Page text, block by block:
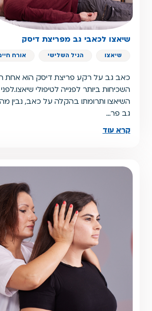
שיאצו לכאבי גב מפריצת דיסק
שיאצו הגיל השלישי אורח
כאב גב על רקע פריצת דיסק הוא אחת
השכיחות ביותר לפנייה לטיפולי
השיאצו ותרומתו בהקלה על כאב, נבין
גב פר…
קרא עוד